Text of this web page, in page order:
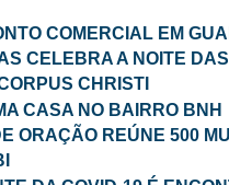
COMERCIAL EM
CELEBRA A NOITE
CHRISTI
CASA NO BAIRRO BNH
ORAÇÃO REÚNE 500